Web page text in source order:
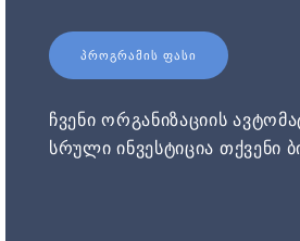
ᲞᲠᲝᲒᲠᲐᲛᲘᲡ ᲤᲐᲡᲘ
ჩვენი ორგანიზაციის
სრული ინვესტიცია თქვენი